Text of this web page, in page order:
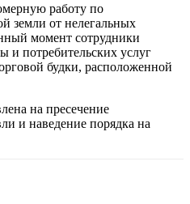
работу по
земли от нелегальных
момент сотрудники
и потребительских услуг
будки, расположенной
на пресечение
и наведение порядка на